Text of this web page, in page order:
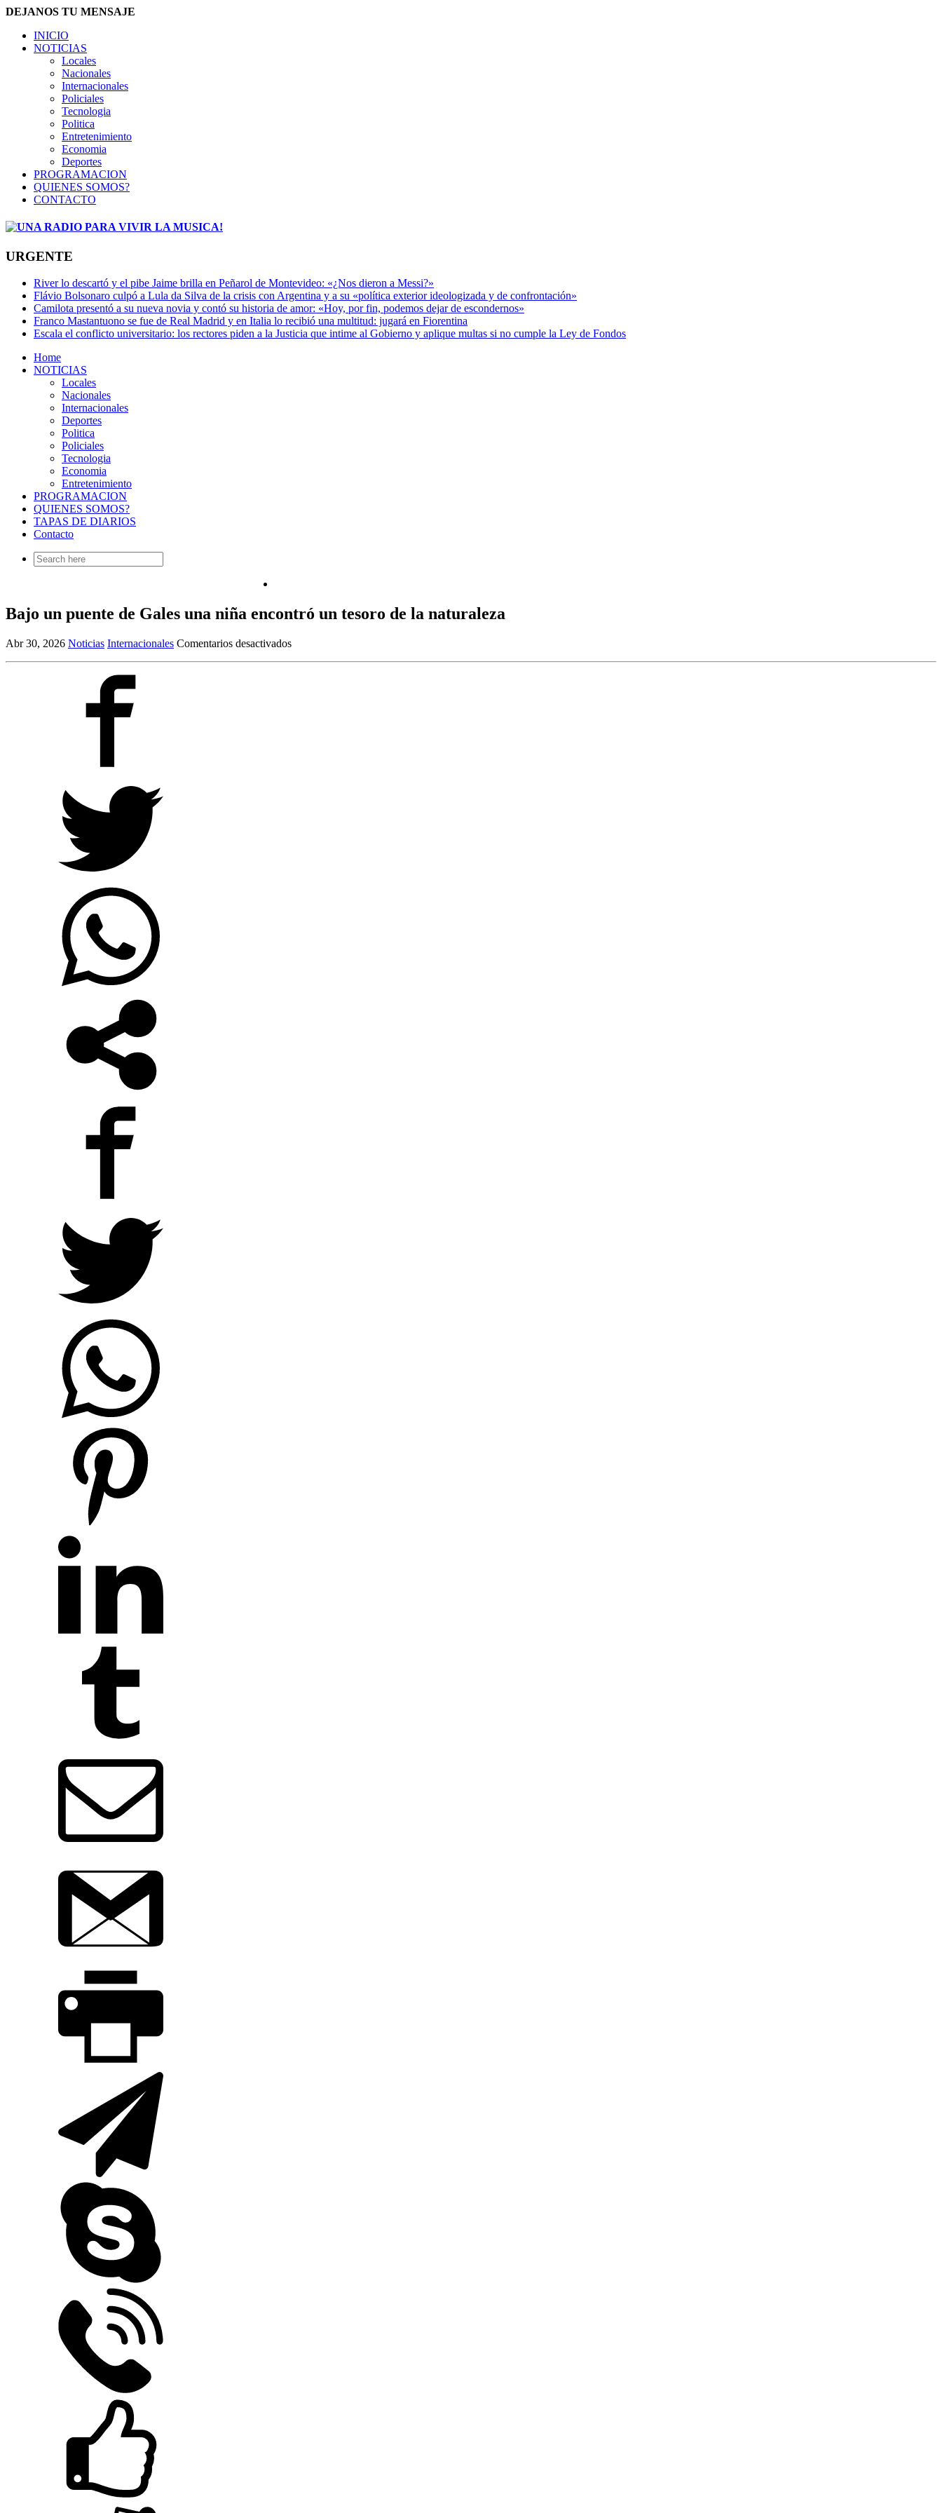
DEJANOS TU MENSAJE
INICIO
NOTICIAS
Locales
Nacionales
Internacionales
Policiales
Tecnologia
Politica
Entretenimiento
Economia
Deportes
PROGRAMACION
QUIENES SOMOS?
CONTACTO
URGENTE
River lo descartó y el pibe Jaime brilla en Peñarol de Montevideo: «¿Nos dieron a Messi?»
Flávio Bolsonaro culpó a Lula da Silva de la crisis con Argentina y a su «política exterior ideologizada y de confrontación»
Camilota presentó a su nueva novia y contó su historia de amor: «Hoy, por fin, podemos dejar de escondernos»
Franco Mastantuono se fue de Real Madrid y en Italia lo recibió una multitud: jugará en Fiorentina
Escala el conflicto universitario: los rectores piden a la Justicia que intime al Gobierno y aplique multas si no cumple la Ley de Fondos
Home
NOTICIAS
Locales
Nacionales
Internacionales
Deportes
Politica
Policiales
Tecnologia
Economia
Entretenimiento
PROGRAMACION
QUIENES SOMOS?
TAPAS DE DIARIOS
Contacto
Search
for:
Bajo un puente de Gales una niña encontró un tesoro de la naturaleza
Abr 30, 2026 Noticias Internacionales Comentarios desactivadosen